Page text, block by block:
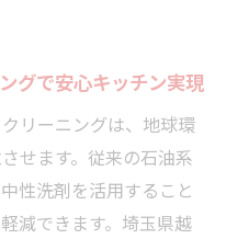
グで安心キッチン実現
リーニングは、地球環
せます。従来の石油系
性洗剤を活用すること
減できます。埼玉県越